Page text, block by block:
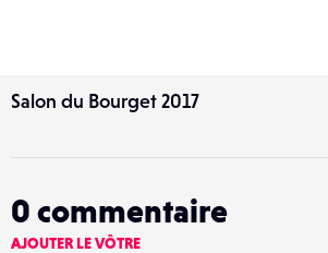
Salon du Bourget 2017
0 commentaire
AJOUTER LE VÔTRE